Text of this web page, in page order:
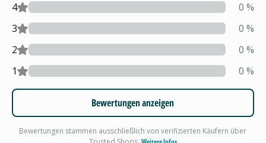
4
0 %
3
0 %
2
0 %
1
0 %
Bewertungen anzeigen
Bewertungen stammen ausschließlich von verifizierten Käufern über